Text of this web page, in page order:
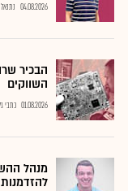
04.08.2026
הבכיר
השווקים
01.08.2026 כתבי
מנהל
להזדמנות